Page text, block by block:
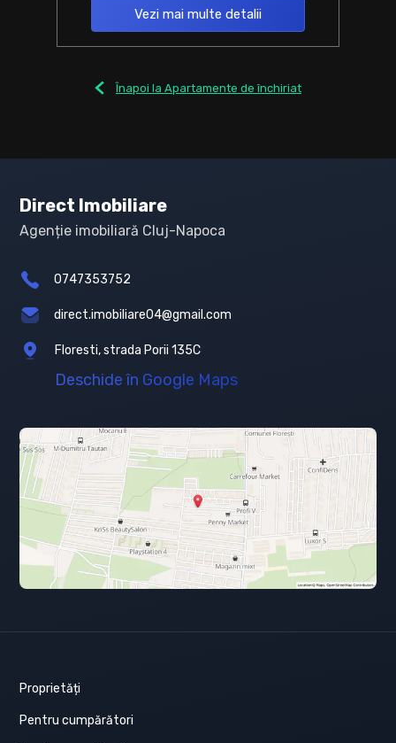
Vezi mai multe detalii
Înapoi la Apartamente de închiriat
Direct Imobiliare
Agenție imobiliară Cluj-Napoca
0747353752
direct.imobiliare04@gmail.com
Floresti, strada Porii 135C
Deschide în Google Maps
Proprietăți
Pentru cumpărători